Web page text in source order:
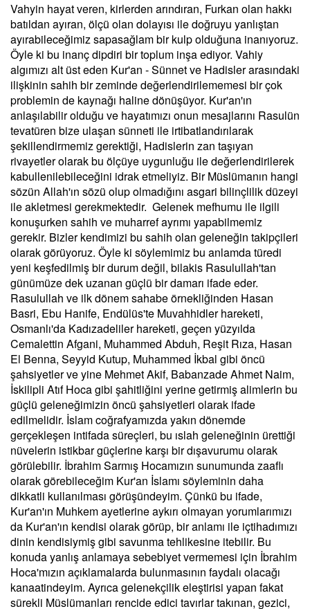
Vahyin hayat veren, kirlerden arındıran, Furkan olan hakkı
batıldan ayıran, ölçü olan dolayısı ile doğruyu yanlıştan
ayırabileceğimiz sapasağlam bir kulp olduğuna inanıyoruz.
Öyle ki bu inanç dipdiri bir toplum inşa ediyor. Vahiy
algımızı alt üst eden Kur'an - Sünnet ve Hadisler arasındaki
ilişkinin sahih bir zeminde değerlendirilememesi bir çok
problemin de kaynağı haline dönüşüyor. Kur'an'ın
anlaşılabilir olduğu ve hayatımızı onun mesajlarını Rasulün
tevatüren bize ulaşan sünneti ile irtibatlandırılarak
şekillendirmemiz gerektiği, Hadislerin zan taşıyan
rivayetler olarak bu ölçüye uygunluğu ile değerlendirilerek
kabullenilebileceğini idrak etmeliyiz. Bir Müslümanın hangi
sözün Allah'ın sözü olup olmadığını asgari bilinçlilik düzeyi
ile akletmesi gerekmektedir. Gelenek mefhumu ile ilgili
konuşurken sahih ve muharref ayrımı yapabilmemiz
gerekir. Bizler kendimizi bu sahih olan geleneğin takipçileri
olarak görüyoruz. Öyle ki söylemimiz bu anlamda türedi
yeni keşfedilmiş bir durum değil, bilakis Rasulullah'tan
günümüze dek uzanan güçlü bir damarı ifade eder.
Rasulullah ve ilk dönem sahabe örnekliğinden Hasan
Basri, Ebu Hanife, Endülüs'te Muvahhidler hareketi,
Osmanlı'da Kadızadeliler hareketi, geçen yüzyılda
Cemalettin Afgani, Muhammed Abduh, Reşit Rıza, Hasan
El Benna, Seyyid Kutup, Muhammed İkbal gibi öncü
şahsiyetler ve yine Mehmet Akif, Babanzade Ahmet Naim,
İskilipli Atıf Hoca gibi şahitliğini yerine getirmiş alimlerin bu
güçlü geleneğimizin öncü şahsiyetleri olarak ifade
edilmelidir. İslam coğrafyamızda yakın dönemde
gerçekleşen intifada süreçleri, bu ıslah geleneğinin ürettiği
nüvelerin istikbar güçlerine karşı bir dışavurumu olarak
görülebilir. İbrahim Sarmış Hocamızın sunumunda zaaflı
olarak görebileceğim Kur'an İslamı söyleminin daha
dikkatli kullanılması görüşündeyim. Çünkü bu ifade,
Kur'an'ın Muhkem ayetlerine aykırı olmayan yorumlarımızı
da Kur'an'ın kendisi olarak görüp, bir anlamı ile içtihadımızı
dinin kendisiymiş gibi savunma tehlikesine itebilir. Bu
konuda yanlış anlamaya sebebiyet vermemesi için İbrahim
Hoca'mızın açıklamalarda bulunmasının faydalı olacağı
kanaatindeyim. Ayrıca gelenekçilik eleştirisi yapan fakat
sürekli Müslümanları rencide edici tavırlar takınan, gezici,